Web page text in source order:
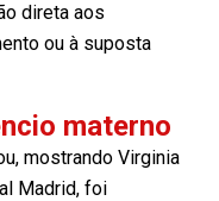
direta aos
ou à suposta
materno
mostrando Virginia
Madrid, foi